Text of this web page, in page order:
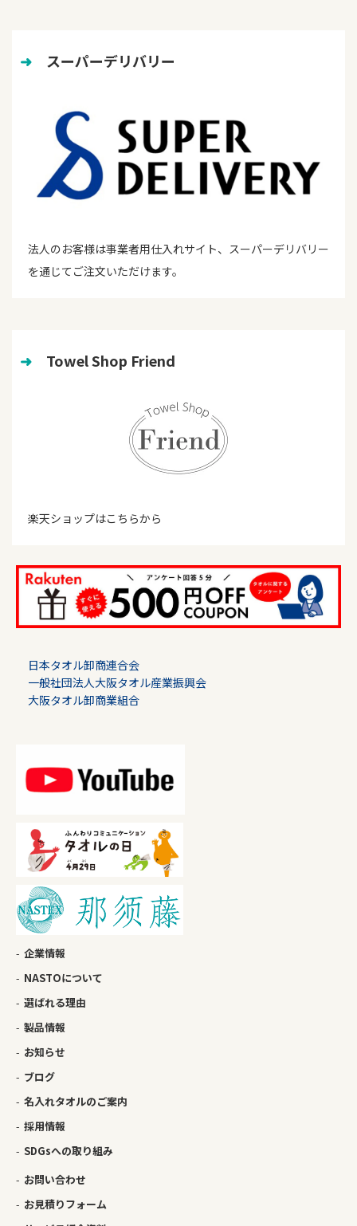
➜ スーパーデリバリー
法人のお客様は事業者用仕入れサイト、スーパーデリバリー
を通じてご注文いただけます。
➜ Towel Shop Friend
楽天ショップはこちらから
日本タオル卸商連合会
一般社団法人大阪タオル産業振興会
大阪タオル卸商業組合
企業情報
NASTOについて
選ばれる理由
製品情報
お知らせ
ブログ
名入れタオルのご案内
採用情報
SDGsへの取り組み
お問い合わせ
お見積りフォーム